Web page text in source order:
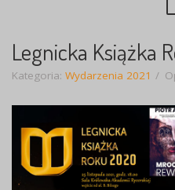
Legnicka Książka
Kategoria: Wydarzenia 2021